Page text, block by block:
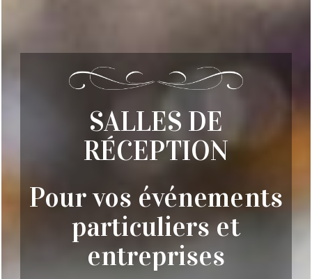
SALLES DE
RÉCEPTION
Pour vos événements
particuliers et
entreprises